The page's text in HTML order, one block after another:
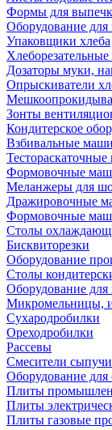
Формы для
Оборудование для
Упаковщики хлеба
Дозаторы муки,
Опрыскиватели
Зонты
Кондитерское
Взбивальные
Формовочные
Меланжеры для
Дражировочные
Формовочные
Столы
Бисквиторезки
Оборудование
Столы
Оборудование для
Микромельницы,
Сухародробилки
Ореходробилки
Рассевы
Смесители
Оборудование для
Плиты
Плиты
Плиты газовые